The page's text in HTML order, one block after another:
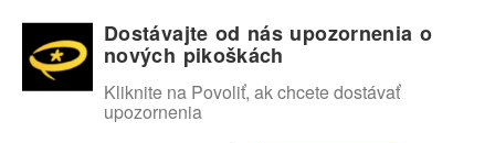
OMG! SEXICE
Dostávajte od nás upozornenia o
nových pikoškách
Kliknite na Povoliť, ak chcete dostávať
upozornenia